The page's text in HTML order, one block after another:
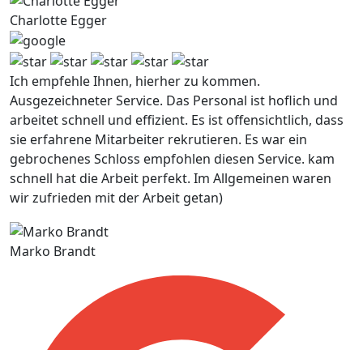
Charlotte Egger
Ich empfehle Ihnen, hierher zu kommen.
Ausgezeichneter Service. Das Personal ist hoflich und
arbeitet schnell und effizient. Es ist offensichtlich, dass
sie erfahrene Mitarbeiter rekrutieren. Es war ein
gebrochenes Schloss empfohlen diesen Service. kam
schnell hat die Arbeit perfekt. Im Allgemeinen waren
wir zufrieden mit der Arbeit getan)
Marko Brandt